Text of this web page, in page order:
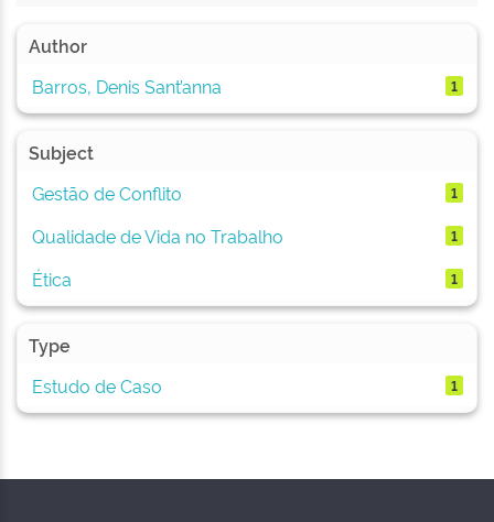
Author
Barros, Denis Sant’anna
1
Subject
Gestão de Conflito
1
Qualidade de Vida no Trabalho 1
Ética 1
Type
Estudo de Caso
1